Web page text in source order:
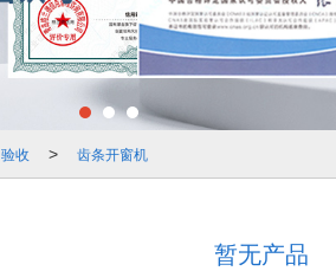
验收 > 齿条开窗机
暂无产品